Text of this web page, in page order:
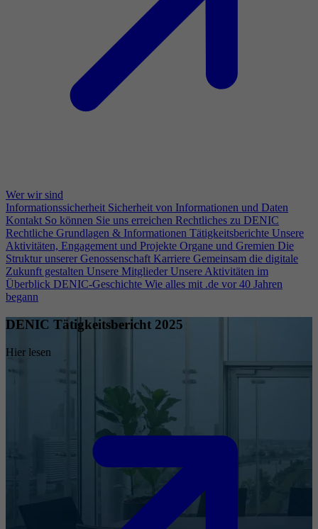
Wer wir sind
Informationssicherheit Sicherheit von Informationen und Daten
Kontakt So können Sie uns erreichen Rechtliches zu DENIC
Rechtliche Grundlagen & Informationen Tätigkeitsberichte Unsere
Aktivitäten, Engagement und Projekte Organe und Gremien Die
Struktur unserer Genossenschaft Karriere Gemeinsam die digitale
Zukunft gestalten Unsere Mitglieder Unsere Aktivitäten im
Überblick DENIC-Geschichte Wie alles mit .de vor 40 Jahren
begann
DENIC Tätigkeitsbericht 2025
Hier lesen